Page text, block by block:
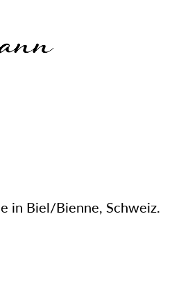
in Biel/Bienne, Schweiz.